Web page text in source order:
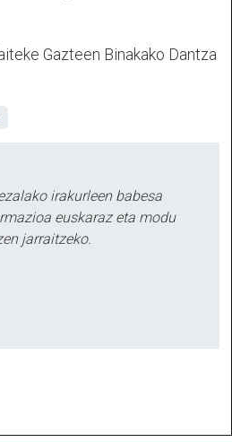
Gazteen Binakako Dantza
irakurleen babesa
euskaraz eta modu
jarraitzeko.